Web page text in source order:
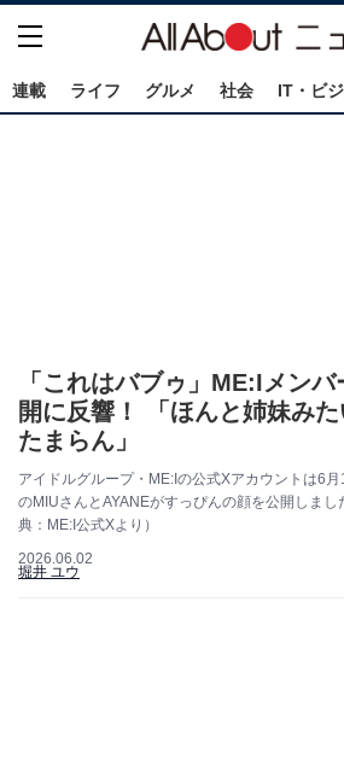
連載 ライフ グルメ 社会 IT・ビ
「これはバブゥ」ME:Iメン
開に反響！ 「ほんと姉妹み
たまらん」
アイドルグループ・ME:Iの公式Xアカウントは6
のMIUさんとAYANEがすっぴんの顔を公開しまし
典：ME:I公式Xより）
2026.06.02
堀井 ユウ